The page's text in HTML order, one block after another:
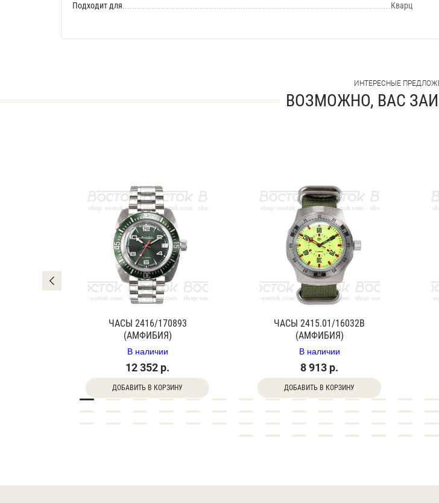
Подходит для
Кварц
ИНТЕРЕСНЫЕ
ВОЗМОЖНО, ВАС
ЧАСЫ 2416/170893
(АМФИБИЯ)
В наличии
12 352 р.
ДОБАВИТЬ В КОРЗИНУ
ЧАСЫ 2415.01/16032В
(АМФИБИЯ)
В наличии
8 913 р.
ДОБАВИТЬ В КОРЗИНУ